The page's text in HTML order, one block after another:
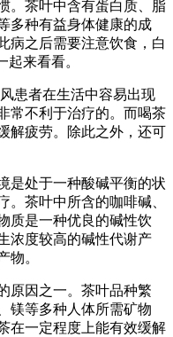
茶叶中含有蛋白质、脂
多种有益身体健康的成
病之后需要注意饮食，白
起来看看。
者在生活中容易出现
常不利于治疗的。而喝茶
解疲劳。除此之外，还可
处于一种酸碱平衡的状
。茶叶中所含的咖啡碱、
质是一种优良的碱性饮
浓度较高的碱性代谢产
物。
因之一。茶叶品种繁
镁等多种人体所需矿物
在一定程度上能有效缓解